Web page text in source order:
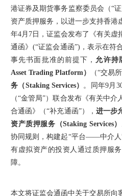
港证券及期货事务监察委员会（“
资产质押服务，以进一步支持香港
年4月7日，证监会发布了《有关虚
通函》(“证监会通函”)，表示在符
事先书面批准的前提下， 允许持
Asset Trading Platform）
（“交易所
务（Staking Services） 。同年9月
（“金管局”）联合发布《有关中
合通函》（“补充通函”）， 进一步
资产质押服务（Staking Services）
协同规则，构建起“平台——中介人
有虚拟资产的投资人通过质押服
障。
本文将证监会通函中关于交易所向